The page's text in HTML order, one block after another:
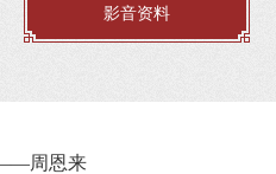
影音资料
周恩来